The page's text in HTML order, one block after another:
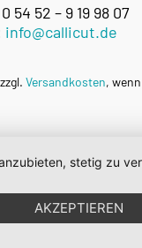
54 52 – 9 19 98 07
info@callicut.de
Versandkosten,
stetig zu
AKZEPTIEREN